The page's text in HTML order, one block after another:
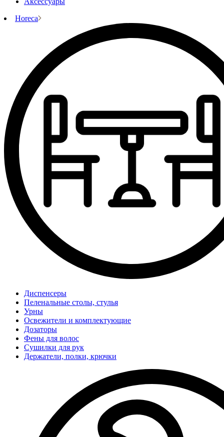
Horeca
Диспенсеры
Пеленальные столы, стулья
Урны
Освежители и комплектующие
Дозаторы
Фены для волос
Сушилки для рук
Держатели, полки, крючки